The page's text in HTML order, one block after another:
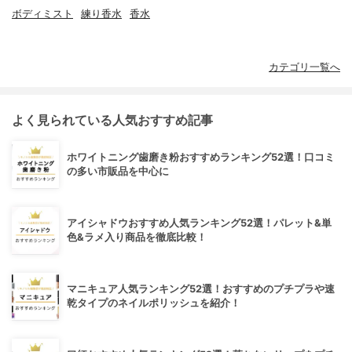
ボディミスト 練り香水 香水
カテゴリ一覧へ
よく見られている人気おすすめ記事
ホワイトニング歯磨き粉おすすめランキング52選！口コミ
の多い市販品を中心に
アイシャドウおすすめ人気ランキング52選！パレット&単
色&ラメ入り商品を徹底比較！
マニキュア人気ランキング52選！おすすめのプチプラや速
乾タイプのネイルポリッシュを紹介！